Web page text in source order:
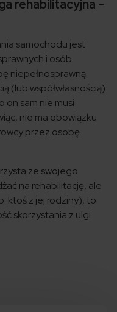
rehabilitacyjna –
samochodu jest
i osób
niepełnosprawną.
(lub współwłasnością)
on sam nie musi
nie ma obowiązku
przez osobę
ze swojego
na rehabilitację, ale
ktoś z jej rodziny), to
skorzystania z ulgi